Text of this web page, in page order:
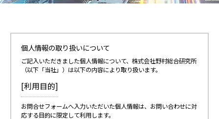
個人情報の取り扱いについて
ご記入いただきました個人情報について、株式会社野村総合研究所
（以下「当社」）は以下の内容により取り扱います。
[利用目的]
お問合せフォームへ入力いただいた個人情報は、お問い合わせに対
応する目的に限定して利用します。